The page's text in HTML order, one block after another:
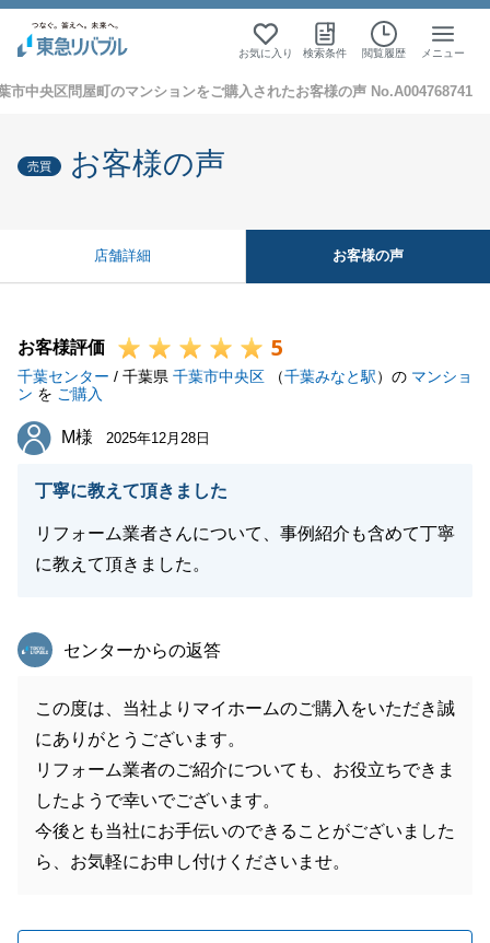
お気に入り 検索条件 閲覧履歴 メニュー
市中央区問屋町のマンションをご購入されたお客様の声 No.A004768741
売買 お客様の声
店舗詳細 お客様の声
お客様評価 5
千葉センター / 千葉県 千葉市中央区 （千葉みなと駅）の マンショ
ン を ご購入
M様
M様 2025年12月28日
丁寧に教えて頂きました
リフォーム業者さんについて、事例紹介も含めて丁寧
に教えて頂きました。
東急リバブル
センターからの返答
この度は、当社よりマイホームのご購入をいただき誠
にありがとうございます。
リフォーム業者のご紹介についても、お役立ちできま
したようで幸いでございます。
今後とも当社にお手伝いのできることがございました
ら、お気軽にお申し付けくださいませ。